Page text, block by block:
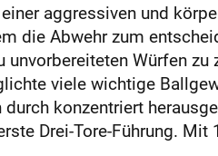
aggressiven und
die Abwehr zum
unvorbereiteten Würfen
viele wichtige
konzentriert
Drei-Tore-Führung.